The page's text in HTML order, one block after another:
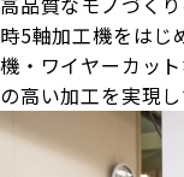
時5軸加工機をはじ
機・ワイヤーカッ
の高い加工を実現し